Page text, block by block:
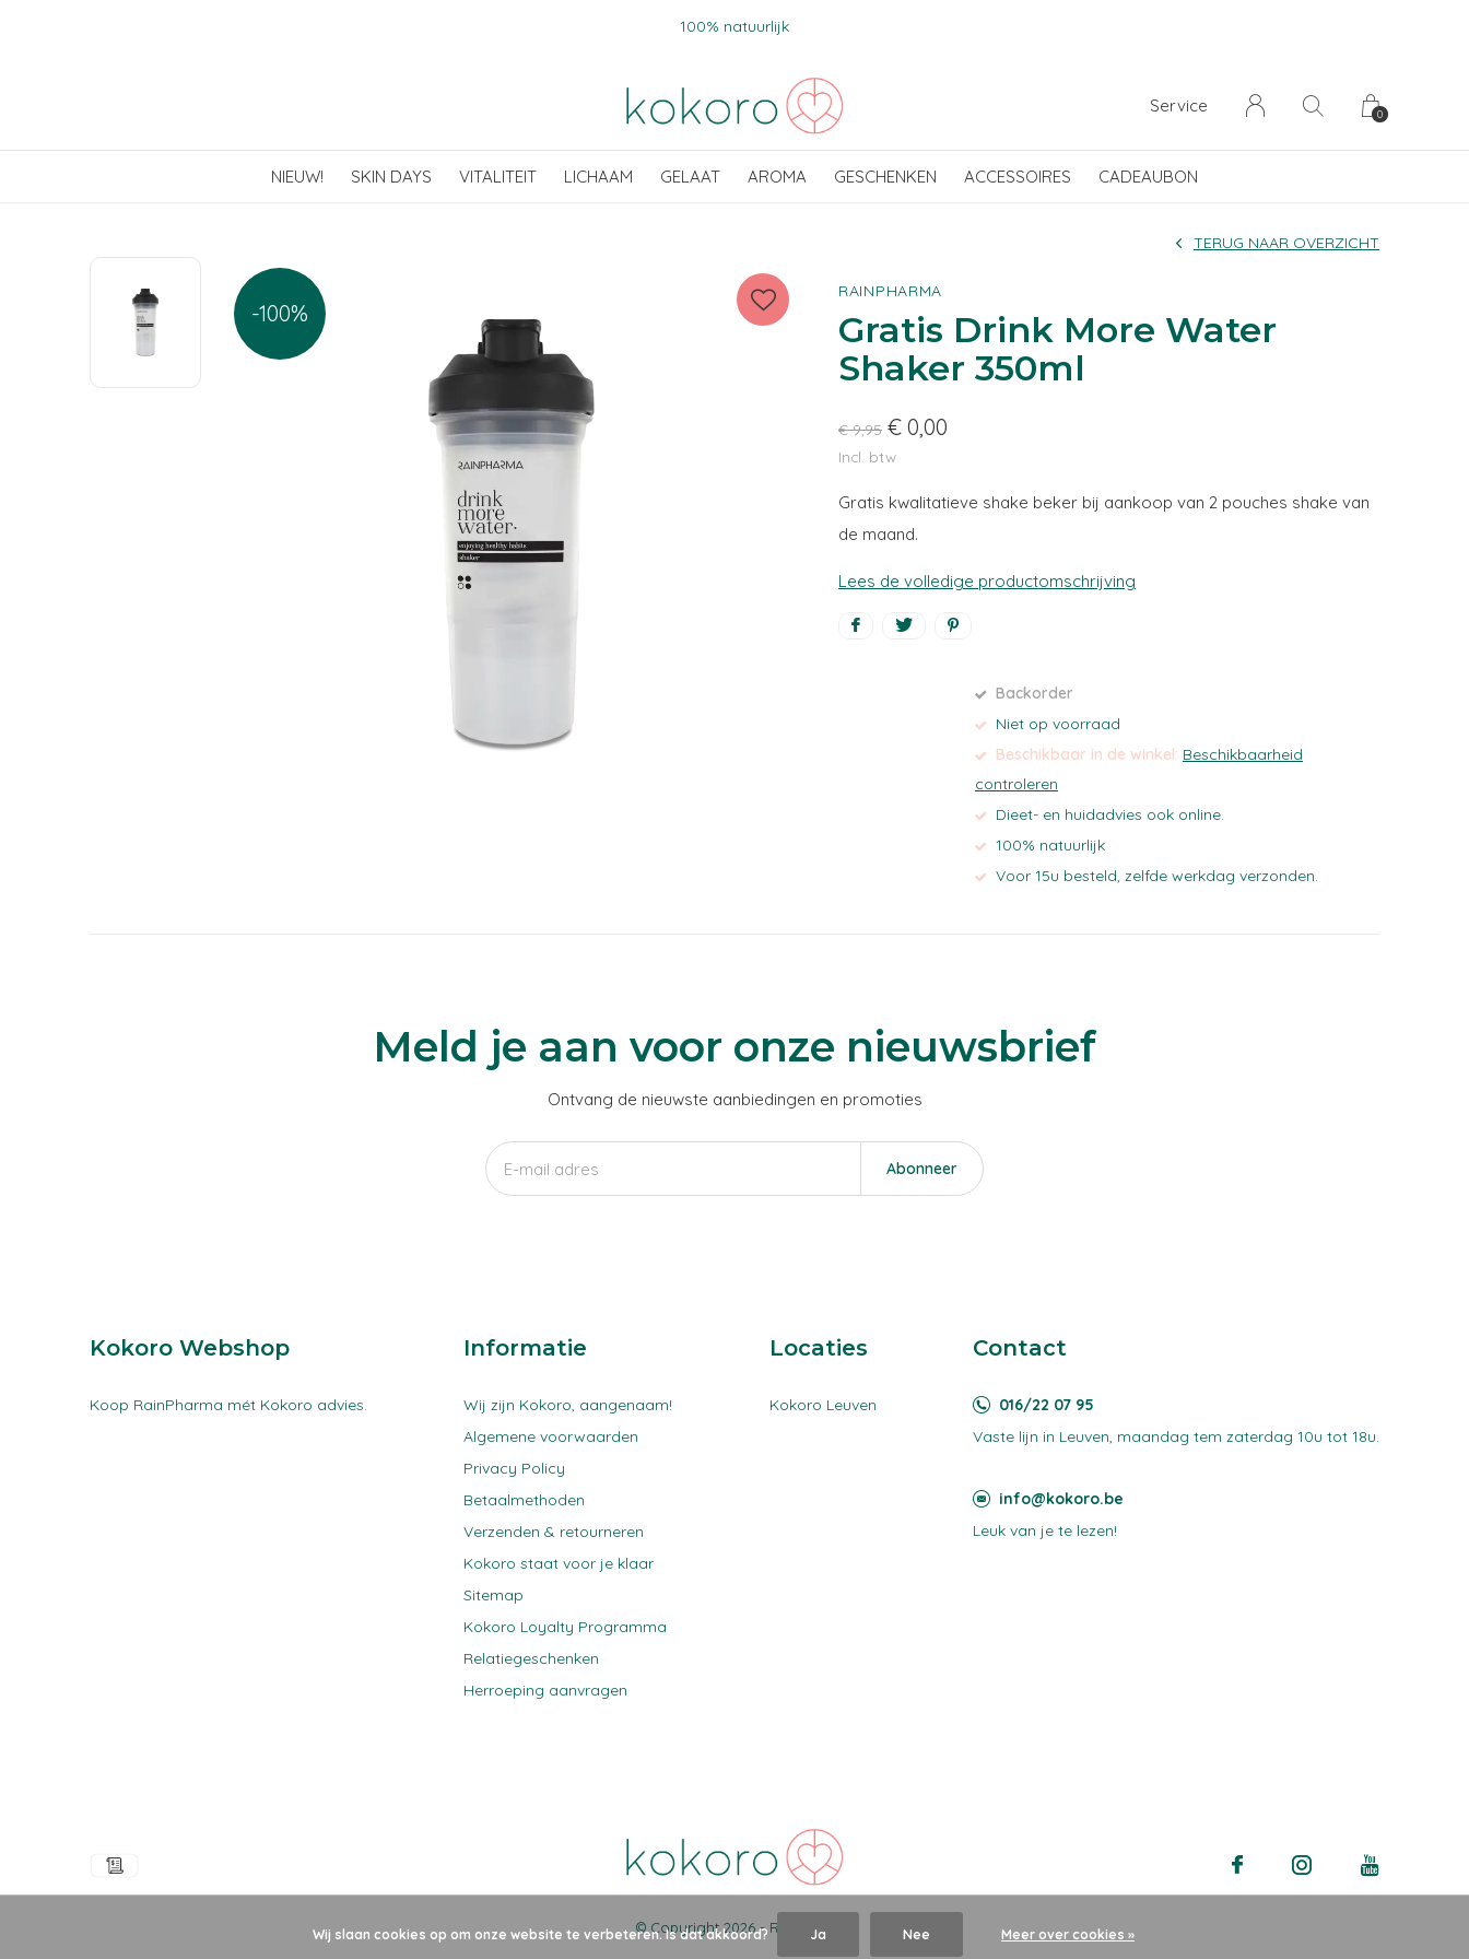
NIEUW! SKIN DAYS VITALITEIT LICHAAM GELAAT AROMA GESCHENKEN ACCESSOIRES CADEAUBON
Service 0
100% natuurlijk
-100%
RAINPHARMA
Gratis Drink More Water
Shaker 350ml
TERUG NAAR OVERZICHT
€ 9,95 € 0,00
Incl. btw
Gratis kwalitatieve shake beker bij aankoop van 2 pouches shake van
de maand.
Lees de volledige productomschrijving
Backorder
Niet op voorraad
Beschikbaar in de winkel: Beschikbaarheid
controleren
Dieet- en huidadvies ook online.
100% natuurlijk
Voor 15u besteld, zelfde werkdag verzonden.
Meld je aan voor onze nieuwsbrief
Ontvang de nieuwste aanbiedingen en promoties
Abonneer
Kokoro Webshop
Koop RainPharma mét Kokoro advies.
Informatie
Wij zijn Kokoro, aangenaam!
Algemene voorwaarden
Privacy Policy
Betaalmethoden
Verzenden & retourneren
Kokoro staat voor je klaar
Sitemap
Kokoro Loyalty Programma
Relatiegeschenken
Herroeping aanvragen
Locaties
Kokoro Leuven
Contact
016/22 07 95
Vaste lijn in Leuven, maandag tem zaterdag 10u tot 18u.
info@kokoro.be
Leuk van je te lezen!
© Copyright2026-RSS-feed
Wij slaan cookies op om onze website te verbeteren. Is dat akkoord? Ja Nee Meer over cookies »